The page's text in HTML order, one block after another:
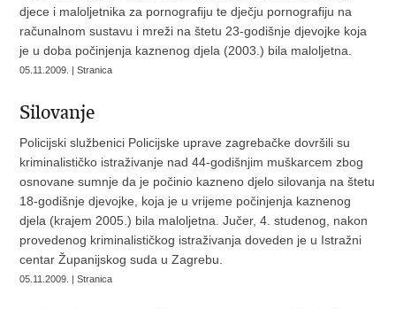
djece i maloljetnika za pornografiju te dječju pornografiju na
računalnom sustavu i mreži na štetu 23-godišnje djevojke koja
je u doba počinjenja kaznenog djela (2003.) bila maloljetna.
05.11.2009. | Stranica
Silovanje
Policijski službenici Policijske uprave zagrebačke dovršili su
kriminalističko istraživanje nad 44-godišnjim muškarcem zbog
osnovane sumnje da je počinio kazneno djelo silovanja na štetu
18-godišnje djevojke, koja je u vrijeme počinjenja kaznenog
djela (krajem 2005.) bila maloljetna. Jučer, 4. studenog, nakon
provedenog kriminalističkog istraživanja doveden je u Istražni
centar Županijskog suda u Zagrebu.
05.11.2009. | Stranica